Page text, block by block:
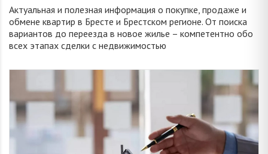
Актуальная и полезная информация о покупке, продаже и
обмене квартир в Бресте и Брестском регионе. От поиска
вариантов до переезда в новое жилье – компетентно обо
всех этапах сделки с недвижимостью